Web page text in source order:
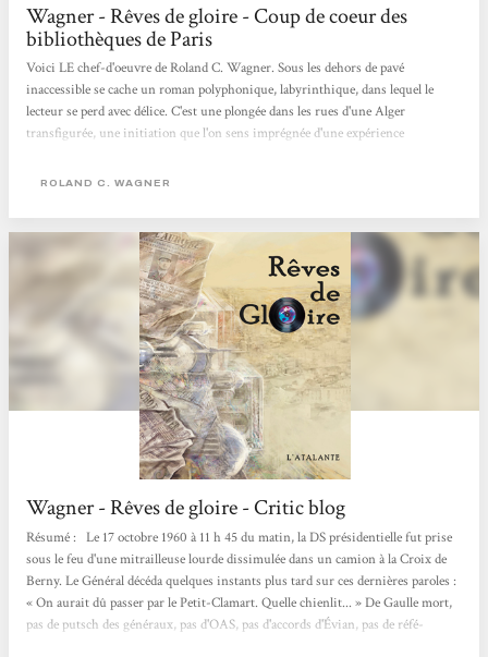
Wagner - Rêves de gloire - Coup de coeur des
bibliothèques de Paris
Voici LE chef-d'oeuvre de Roland C. Wagner. Sous les dehors de pavé
inaccessible se cache un roman polyphonique, labyrinthique, dans lequel le
lecteur se perd avec délice. C'est une plongée dans les rues d'une Alger
transfigurée, une initiation que l'on sens imprégnée d'une expérience
laquelle chacun saura trouver son bonheur. Coup de coeur 2011 du collectif de
ROLAND C. WAGNER
Wagner - Rêves de gloire - Critic blog
Résumé : Le 17 octobre 1960 à 11 h 45 du matin, la DS présidentielle fut prise
sous le feu d'une mitrail­leuse lourde dissimulée dans un camion à la Croix de
Berny. Le Général décéda quelques instants plus tard sur ces dernières paroles :
« On aurait dû passer par le Petit-Clamart. Quelle chienlit... » De Gaulle mort,
pas de putsch des généraux, pas d'OAS, pas d'accords d'Évian, pas de réfé­